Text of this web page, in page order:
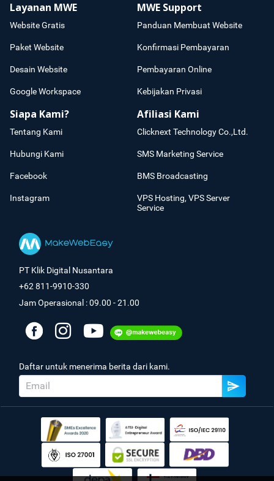
Layanan MWE
Website Gratis
Paket Website
Desain Website
Google Workspace
MWE Support
Panduan Membuat Website
Konfirmasi Pembayaran
Pembayaran Online
Kebijakan Privasi
Siapa Kami?
Tentang Kami
Hubungi Kami
Facebook
Instagram
Afiliasi Kami
Clicknext Technology Co.,Ltd.
SMS Marketing Service
BMS Broadcasting
VPS Hosting, VPS Server
Service
PT Klik Digital Nusantara
+62 811-9910-330
Jam Operasional : 09.00 - 21.00
Daftar untuk menerima berita dari kami.